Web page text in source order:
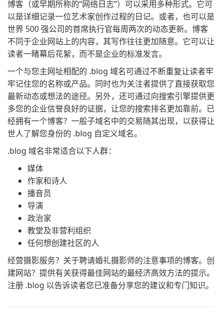
博客（或早期所称的“网络日志”）可以采用多种形式。它可
以是详细记录一位艺术家创作过程的日记。或者，也可以是
世界 500 强公司的首席执行官每周两次的动态更新。博客
不同于企业网站上的内容，其写作往往更加随意。它可以让
读者一睹幕后花絮，而不是企业的标准发言。
一个与您主网址相配的 .blog 域名可通过不断重复让读者牢
牢记住您的名称或产品。同时也为关注者提供了直接获取您
最新动态或想法的途径。另外，还可通过向搜索引擎提供更
多您的企业信誉良好的证据，让您的搜索排名更加靠前。已
经拥有一个博客？一般子域名中的交易随其出现，以获得让
世人了解您身份的 .blog 自定义域名。
.blog 域名非常适合以下人群：
媒体
作家和诗人
播音员
导演
政治家
教堂及非营利组织
任何想创建社区的人
经营摄影服务？关于聘请婚礼摄影师的注意事项的博客。创
建网站？提供有关获得最佳网站的最经济高效方法的提示。
注册 .blog 以告诉读者您已准备分享您的建议和专门知识。